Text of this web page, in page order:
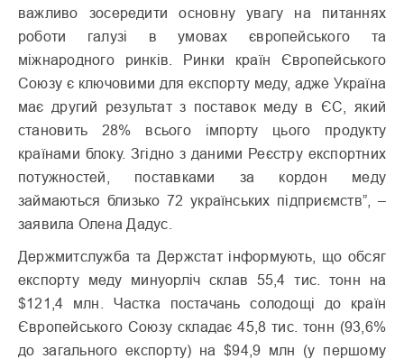
важливо зосередити основну увагу на питаннях
роботи галузі в умовах європейського та
міжнародного ринків. Ринки країн Європейського
Союзу є ключовими для експорту меду, адже Україна
має другий результат з поставок меду в ЄС, який
становить 28% всього імпорту цього продукту
країнами блоку. Згідно з даними Реєстру експортних
потужностей, поставками за кордон меду
займаються близько 72 українських підприємств”, –
заявила Олена Дадус.
Держмитслужба та Держстат інформують, що обсяг
експорту меду минуорліч склав 55,4 тис. тонн на
$121,4 млн. Частка постачань солодощі до країн
Європейського Союзу складає 45,8 тис. тонн (93,6%
до загального експорту) на $94,9 млн (у першому